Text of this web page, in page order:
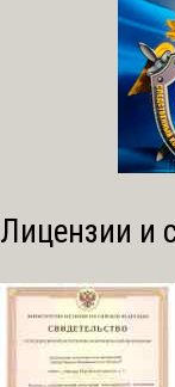
Лицензии и